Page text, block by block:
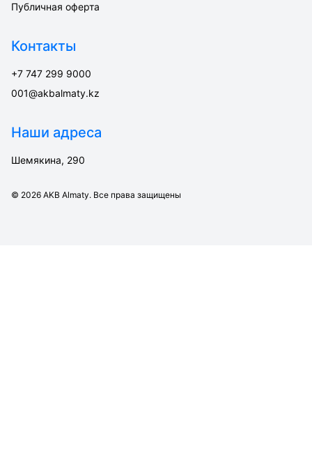
Публичная оферта
Контакты
+7 747 299 9000
001@akbalmaty.kz
Наши адреса
Шемякина, 290
© 2026 AKB Almaty. Все права защищены